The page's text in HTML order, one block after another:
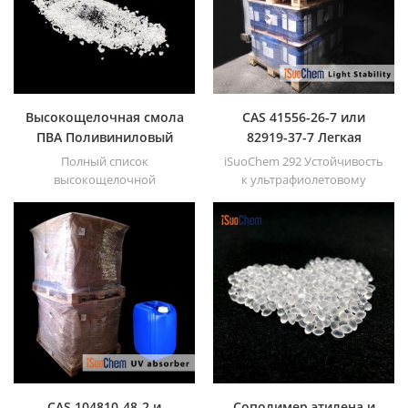
Высокощелочная смола
ПВА Поливиниловый
спирт
Полный список
высокощелочной
смолы ПВА.
CAS 41556-26-7 или
82919-37-7 Легкая
стабильность
iSuoChem 292 Устойчивость
к ультрафиолетовому